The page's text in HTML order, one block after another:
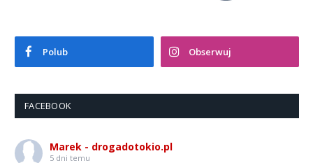
Polub Obserwuj
FACEBOOK
Marek - drogadotokio.pl
5 dni temu